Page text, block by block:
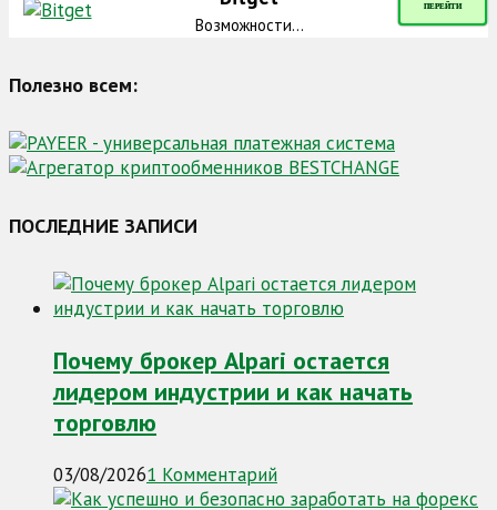
ПЕРЕЙТИ
Возможности...
Полезно всем:
ПОСЛЕДНИЕ ЗАПИСИ
Почему брокер Alpari остается
лидером индустрии и как начать
торговлю
03/08/20261 Комментарий